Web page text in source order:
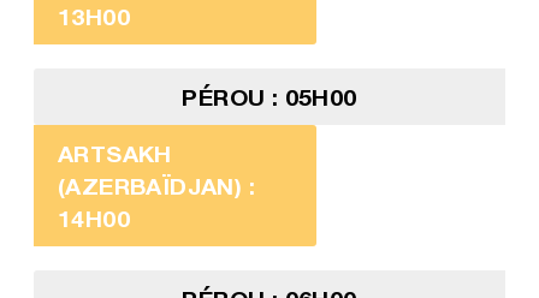
13H00
PÉROU : 05H00
ARTSAKH
(AZERBAÏDJAN) :
14H00